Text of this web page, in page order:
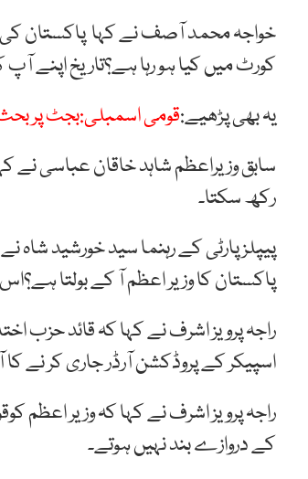
خواجہ محمد آصف نے کہا پاکستان کی
کورٹ میں کیا ہو رہا ہے؟تاریخ اپنے
یہ بھی پڑھیے:قومی اسمبلی:بجٹ پر بحث
سابق وزیراعظم شاہد خاقان عباسی نے
رکھ سکتا۔
پاکستان کا وزیر اعظم آ کے بولتا
راجہ پرویز اشرف نے کہا کہ قائد حزب
اسپیکر کے پروڈکشن آرڈر جاری کر نے
راجہ پرویز اشرف نے کہا کہ وزیر اعظم
کے دروازے بند نہیں ہوتے۔